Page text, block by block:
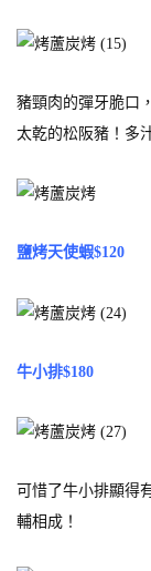
豬頸肉的彈牙脆口
太乾的松阪豬！多
鹽烤天使蝦$120
牛小排$180
可惜了牛小排顯得
輔相成！